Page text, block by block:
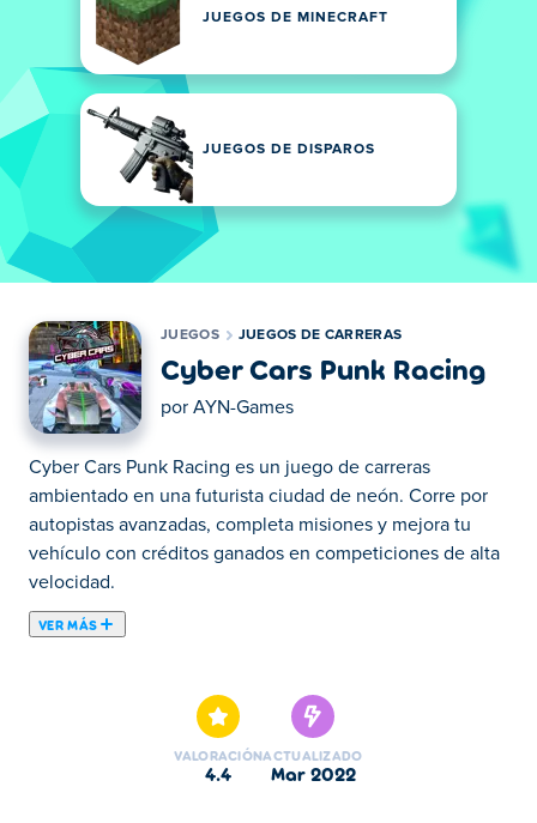
JUEGOS DE MINECRAFT
JUEGOS DE DISPAROS
JUEGOS JUEGOS DE CARRERAS
Cyber Cars Punk Racing
por AYN-Games
Cyber Cars Punk Racing es un juego de carreras
ambientado en una futurista ciudad de neón. Corre por
autopistas avanzadas, completa misiones y mejora tu
vehículo con créditos ganados en competiciones de alta
velocidad.
VER MÁS
velocidad en una ciudad futurista altísima. Acelera a
fondo y quema el asfalto mientras esquivas y pasas a tus
oponentes, activa el nitro para acelerar aún más y ¡haz lo
VALORACIÓN
4.4
ACTUALIZADO
mar 2022